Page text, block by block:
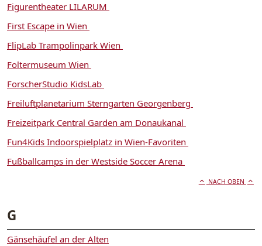
Figurentheater LILARUM
First Escape in Wien
FlipLab Trampolinpark Wien
Foltermuseum Wien
ForscherStudio KidsLab
Freiluftplanetarium Sterngarten Georgenberg
Freizeitpark Central Garden am Donaukanal
Fun4Kids Indoorspielplatz in Wien-Favoriten
Fußballcamps in der Westside Soccer Arena
NACH OBEN
G
Gänsehäufel an der Alten